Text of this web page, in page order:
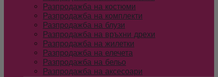
Разпродажба на костюми
Разпродажба на комплекти
Разпродажба на блузи
Разпродажба на връхни дрехи
Разпродажба на жилетки
Разпродажба на елечета
Разпродажба на бельо
Разпродажба на аксесоари